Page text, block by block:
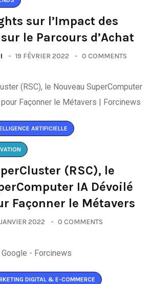
sur l’Impact des
le Parcours d’Achat
19 FÉVRIER 2022 0 COMMENTS
ARTIFICIELLE
(RSC), le
IA Dévoilé
Façonner le Métavers
2022 0 COMMENTS
DIGITAL & E-COMMERCE